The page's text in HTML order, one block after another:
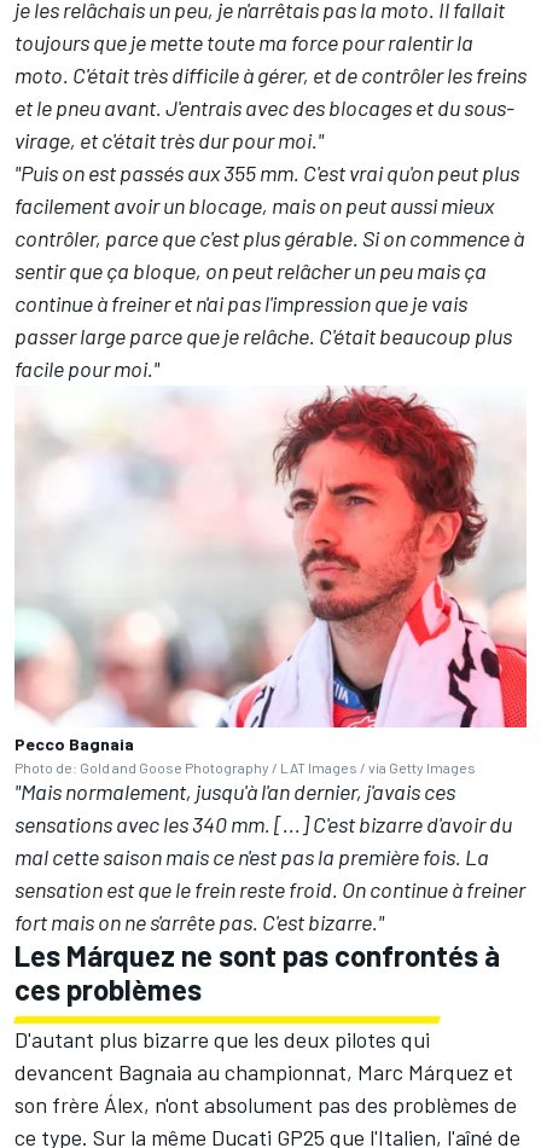
je les relâchais un peu, je n'arrêtais pas la moto. Il fallait
toujours que je mette toute ma force pour ralentir la
moto. C'était très difficile à gérer, et de contrôler les freins
et le pneu avant. J'entrais avec des blocages et du sous-
virage, et c'était très dur pour moi."
"Puis on est passés aux 355 mm. C'est vrai qu'on peut plus
facilement avoir un blocage, mais on peut aussi mieux
contrôler, parce que c'est plus gérable. Si on commence à
sentir que ça bloque, on peut relâcher un peu mais ça
continue à freiner et n'ai pas l'impression que je vais
passer large parce que je relâche. C'était beaucoup plus
facile pour moi."
Pecco Bagnaia
Photo de: Gold and Goose Photography / LAT Images / via Getty Images
"Mais normalement, jusqu'à l'an dernier, j'avais ces
sensations avec les 340 mm. [...] C'est bizarre d'avoir du
mal cette saison mais ce n'est pas la première fois. La
sensation est que le frein reste froid. On continue à freiner
fort mais on ne s'arrête pas. C'est bizarre."
Les Márquez ne sont pas confrontés à
ces problèmes
D'autant plus bizarre que les deux pilotes qui
devancent Bagnaia au championnat, Marc Márquez et
son frère Álex, n'ont absolument pas des problèmes de
ce type. Sur la même Ducati GP25 que l'Italien, l'aîné de